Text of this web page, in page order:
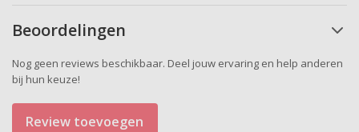
Beoordelingen
Nog geen reviews beschikbaar. Deel jouw ervaring en help anderen
bij hun keuze!
Review toevoegen